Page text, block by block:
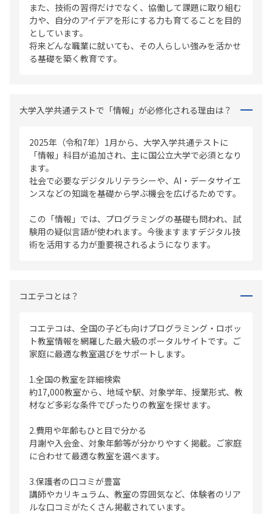
また、技術の習得だけでなく、協働して課題に取り組む
力や、自分のアイデアを形にする力も育てることを目的
としています。
将来どんな職業に就いても、その人らしい強みを活かせ
る基礎を築く教育です。
大学入学共通テストで「情報」が必修化される理由は？
2025年（令和7年）1月から、大学入学共通テストに
「情報」科目が追加され、主に国公立大学で必須となり
ます。
社会で必要なデジタルリテラシーや、AI・データサイエ
ンスなどの知識を基礎から学ぶ機会を広げるためです。
この「情報」では、プログラミングの基礎も問われ、試
験用の疑似言語が使われます。今後ますますデジタル技
術を活用する力が重要視されるようになります。
コエテコとは？
コエテコは、全国の子ども向けプログラミング・ロボッ
ト教室情報を網羅した最大級のポータルサイトです。ご
家庭に最適な教室選びをサポートします。
1.全国の教室を詳細検索
約17,000教室から、地域や駅、対象学年、授業形式、教
材など多彩な条件でぴったりの教室を探せます。
2.費用や年齢もひと目で分かる
月謝や入会金、対象年齢等が分かりやすく掲載。ご家庭
に合わせて最適な教室を選べます。
3.保護者の口コミが豊富
講師やカリキュラム、教室の雰囲気など、体験者のリア
ルな口コミがたくさん掲載されています。